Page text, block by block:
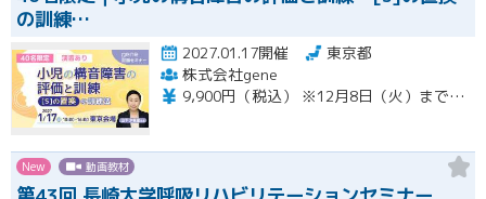
の訓練…
2027.01.17開催
東京都
株式会社gene
9,900円（税込） ※12月8日（火）までの限定価格※ 12月9日（水）以降のお申込みは13,200円（税込）となります。 当日会場にてお支払いください（現金のみ） 【キャンセルについて】 1月11日（月）午前8時以降のキャンセルは、キャンセル料（セミナー受講料全額）が発生いたします。
New 動画教材